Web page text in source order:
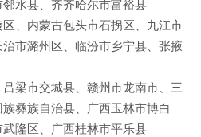
、内蒙古包头市石拐区、九江市
市潞州区、临汾市乡宁县、张掖
梁市交城县、赣州市龙南市、三
彝族自治县、广西玉林市博白
隆区、广西桂林市平乐县